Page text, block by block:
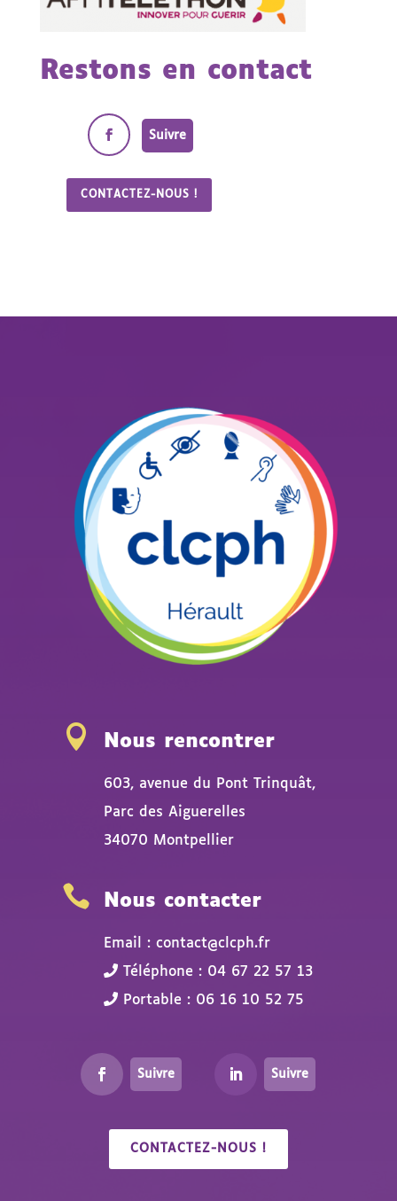
Restons en contact
Suivre
CONTACTEZ-NOUS !
 Nous rencontrer
603, avenue du Pont Trinquât,
Parc des Aiguerelles
34070 Montpellier
 Nous contacter
Email : contact@clcph.fr
Téléphone : 04 67 22 57 13
Portable : 06 16 10 52 75
Suivre Suivre
CONTACTEZ-NOUS !